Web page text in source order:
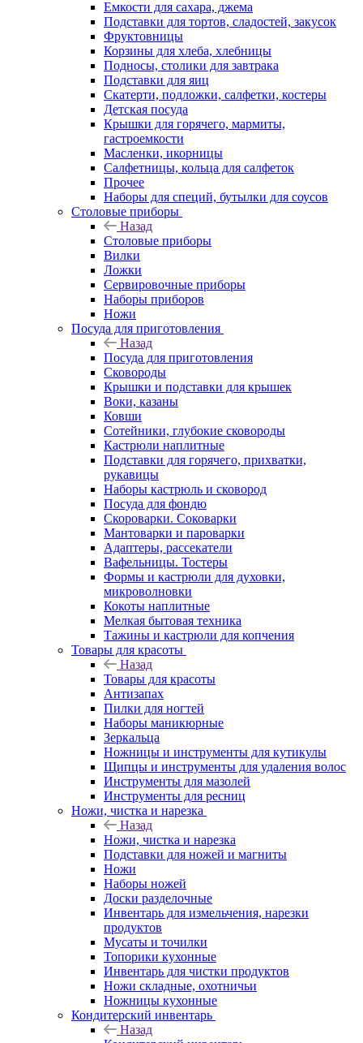
Емкости для сахара, джема
Подставки для тортов, сладостей, закусок
Фруктовницы
Корзины для хлеба, хлебницы
Подносы, столики для завтрака
Подставки для яиц
Скатерти, подложки, салфетки, костеры
Детская посуда
Крышки для горячего, мармиты,
гастроемкости
Масленки, икорницы
Салфетницы, кольца для салфеток
Прочее
Наборы для специй, бутылки для соусов
Столовые приборы
Назад
Столовые приборы
Вилки
Ложки
Сервировочные приборы
Наборы приборов
Ножи
Посуда для приготовления
Назад
Посуда для приготовления
Сковороды
Крышки и подставки для крышек
Воки, казаны
Ковши
Сотейники, глубокие сковороды
Кастрюли наплитные
Подставки для горячего, прихватки,
рукавицы
Наборы кастрюль и сковород
Посуда для фондю
Скороварки. Соковарки
Мантоварки и пароварки
Адаптеры, рассекатели
Вафельницы. Тостеры
Формы и кастрюли для духовки,
микроволновки
Кокоты наплитные
Мелкая бытовая техника
Тажины и кастрюли для копчения
Товары для красоты
Назад
Товары для красоты
Антизапах
Пилки для ногтей
Наборы маникюрные
Зеркальца
Ножницы и инструменты для кутикулы
Щипцы и инструменты для удаления волос
Инструменты для мазолей
Инструменты для ресниц
Ножи, чистка и нарезка
Назад
Ножи, чистка и нарезка
Подставки для ножей и магниты
Ножи
Наборы ножей
Доски разделочные
Инвентарь для измельчения, нарезки
продуктов
Мусаты и точилки
Топорики кухонные
Инвентарь для чистки продуктов
Ножи складные, охотничьи
Ножницы кухонные
Кондитерский инвентарь
Назад